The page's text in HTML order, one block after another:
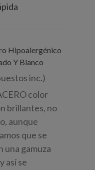
Hipoalergénico
Y Blanco
inc.)
color
brillantes, no
aunque
que se
una gamuza
así se